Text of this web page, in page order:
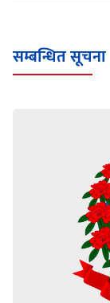
सम्बन्धित सूचना